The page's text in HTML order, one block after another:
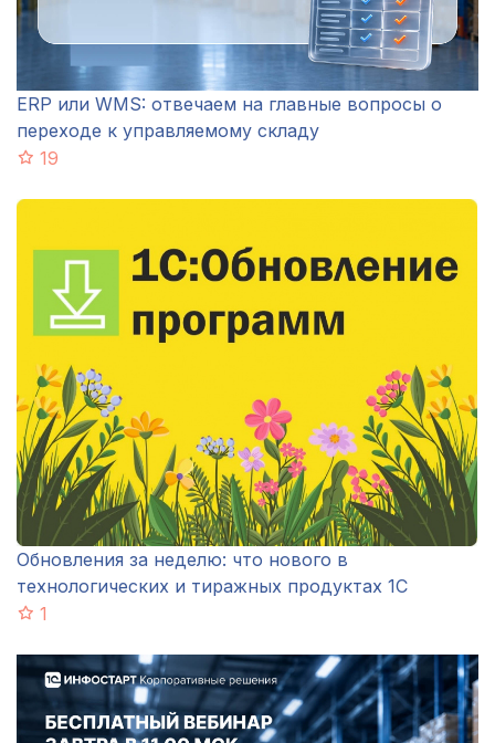
ERP или WMS: отвечаем на главные вопросы о
переходе к управляемому складу
19
Обновления за неделю: что нового в
технологических и тиражных продуктах 1С
1